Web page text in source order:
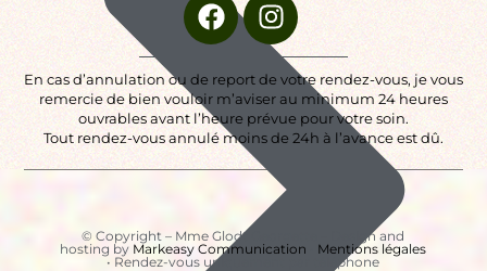
En cas d’annulation ou de report de votre rendez-vous, je vous
remercie de bien vouloir m’aviser au minimum 24 heures
ouvrables avant l’heure prévue pour votre soin.
Tout rendez-vous annulé moins de 24h à l’avance est dû.
© Copyright – Mme Glodt Georgette – Design and
hosting by Markeasy Communication
Mentions légales
• Rendez-vous uniquement par téléphone